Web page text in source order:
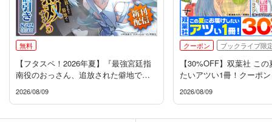
無料
【フタスペ！2026年夏】『最強宮廷指
南役のおっさん、追放された僻地で無
2026/08/09
クーポン ブックライブ限
【30%OFF】双葉社 こ
たいアツい1冊！クーポン
2026/08/09